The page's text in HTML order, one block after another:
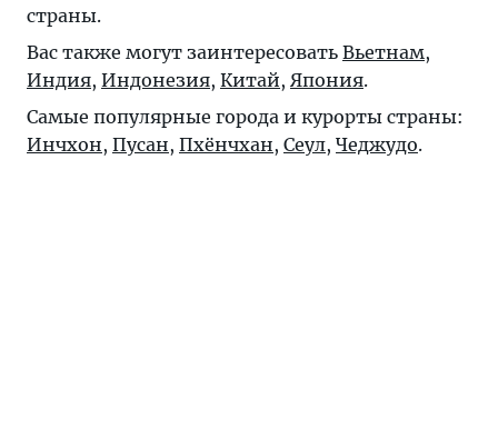
страны.
Вас также могут заинтересовать Вьетнам,
Индия, Индонезия, Китай, Япония.
Самые популярные города и курорты страны:
Инчхон, Пусан, Пхёнчхан, Сеул, Чеджудо.